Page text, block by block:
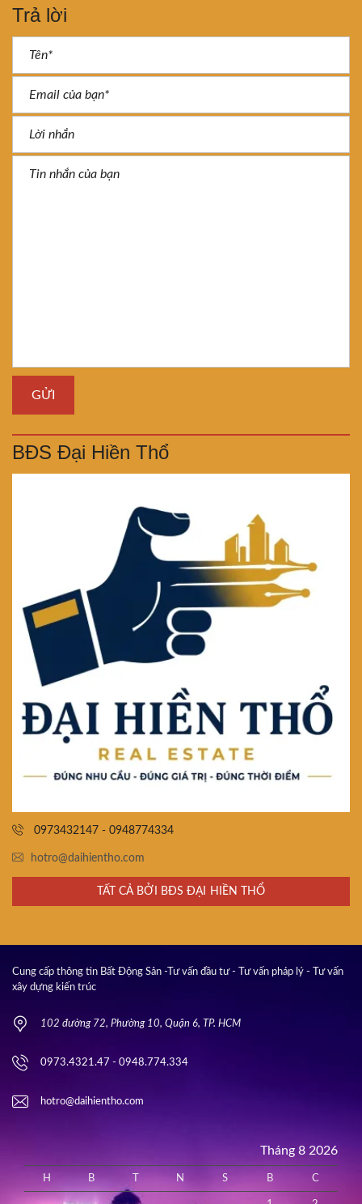
Trả lời
BĐS Đại Hiền Thổ
0973432147 - 0948774334
hotro@daihientho.com
TẤT CẢ BỞI BĐS ĐẠI HIỀN THỔ
Cung cấp thông tin Bất Động Sản -Tư vấn đầu tư - Tư vấn pháp lý - Tư vấn
xây dựng kiến trúc
102 đường 72, Phường 10, Quận 6, TP. HCM
0973.4321.47 - 0948.774.334
hotro@daihientho.com
Tháng 8 2026
H B N S B C